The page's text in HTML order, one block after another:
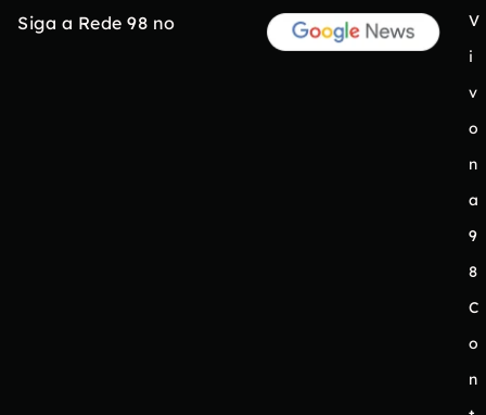
Siga a Rede 98 no
V
i
v
o
n
a
9
8
C
o
n